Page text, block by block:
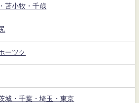
苫小牧・千歳
ーツク
城・千葉・埼玉・東京